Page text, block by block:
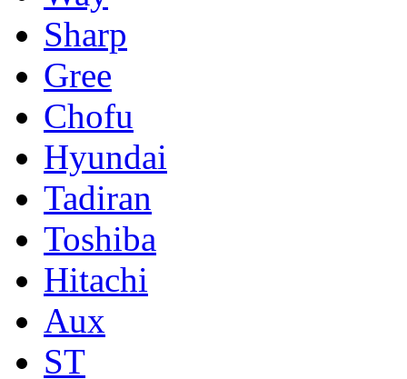
Sharp
Gree
Chofu
Hyundai
Tadiran
Toshiba
Hitachi
Aux
ST